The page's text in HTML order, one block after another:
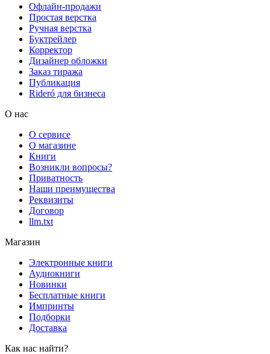
Офлайн-продажи
Простая верстка
Ручная верстка
Буктрейлер
Корректор
Дизайнер обложки
Заказ тиража
Публикация
Rideró для бизнеса
О нас
О сервисе
О магазине
Книги
Возникли вопросы?
Приватность
Наши преимущества
Реквизиты
Договор
llm.txt
Магазин
Электронные книги
Аудиокниги
Новинки
Бесплатные книги
Импринты
Подборки
Доставка
Как нас найти?